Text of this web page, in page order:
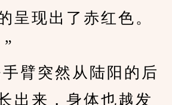
呈现出了赤红色。
出来，身体也越发